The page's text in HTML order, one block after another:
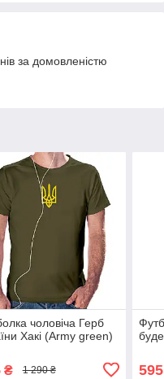
за домовленістю
чоловіча Герб
Хакі (Army green)
₴ 1 290 ₴ 595